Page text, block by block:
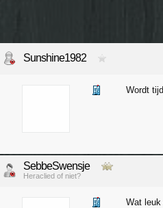
Sunshine1982
Wordt
SebbeSwensje
Heraclied of niet?
Wat